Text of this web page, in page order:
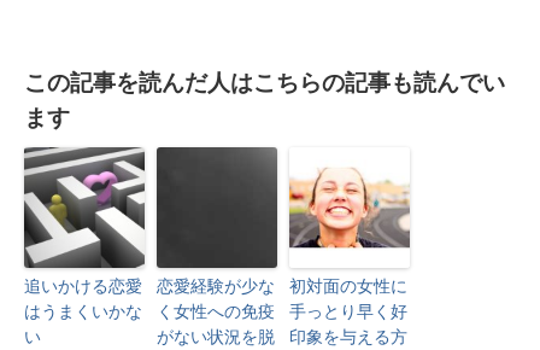
この記事を読んだ人はこちらの記事も読んでい
ます
追いかける恋愛
はうまくいかな
い
恋愛経験が少な
く女性への免疫
がない状況を脱
初対面の女性に
手っとり早く好
印象を与える方